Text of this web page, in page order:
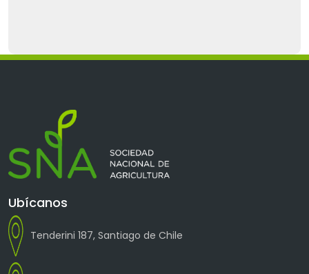
Ubícanos
Tenderini 187, Santiago de Chile